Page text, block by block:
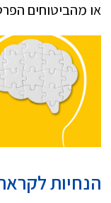
או מהביטוחים
הנחיות